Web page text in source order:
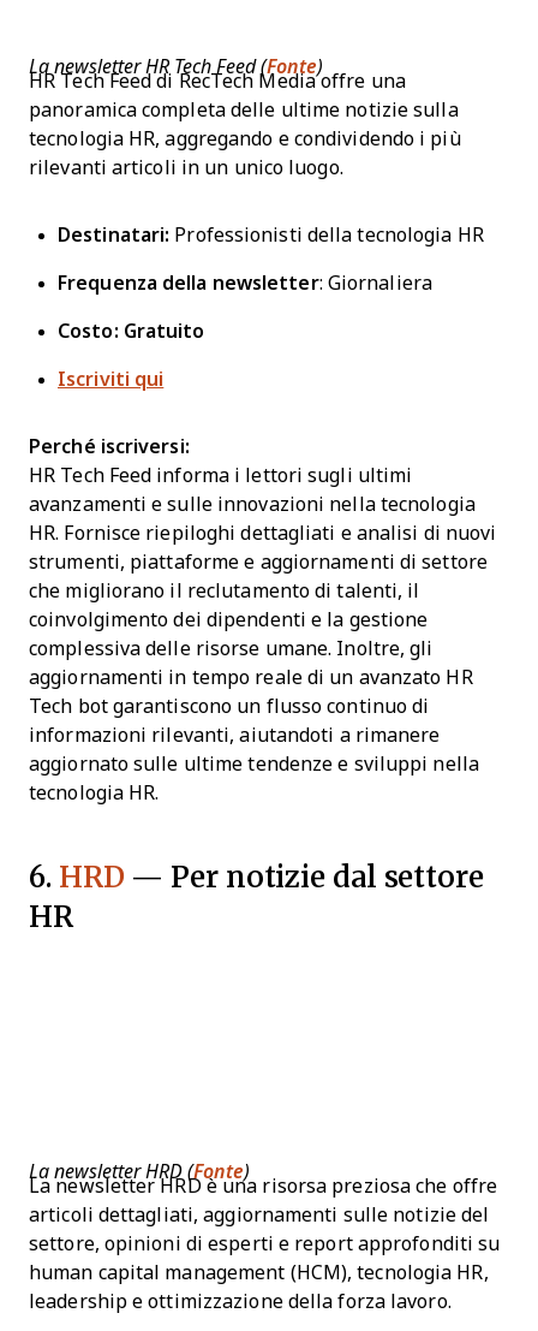
La newsletter HR Tech Feed (Fonte)
HR Tech Feed di RecTech Media offre una
panoramica completa delle ultime notizie sulla
tecnologia HR, aggregando e condividendo i più
rilevanti articoli in un unico luogo.
Destinatari: Professionisti della tecnologia HR
Frequenza della newsletter: Giornaliera
Costo: Gratuito
Iscriviti qui
Perché iscriversi:
HR Tech Feed informa i lettori sugli ultimi
avanzamenti e sulle innovazioni nella tecnologia
HR. Fornisce riepiloghi dettagliati e analisi di nuovi
strumenti, piattaforme e aggiornamenti di settore
che migliorano il reclutamento di talenti, il
coinvolgimento dei dipendenti e la gestione
complessiva delle risorse umane. Inoltre, gli
aggiornamenti in tempo reale di un avanzato HR
Tech bot garantiscono un flusso continuo di
informazioni rilevanti, aiutandoti a rimanere
aggiornato sulle ultime tendenze e sviluppi nella
tecnologia HR.
6. HRD— Per notizie dal settore
HR
La newsletter HRD (Fonte)
La newsletter HRD è una risorsa preziosa che offre
articoli dettagliati, aggiornamenti sulle notizie del
settore, opinioni di esperti e report approfonditi su
human capital management (HCM), tecnologia HR,
leadership e ottimizzazione della forza lavoro.